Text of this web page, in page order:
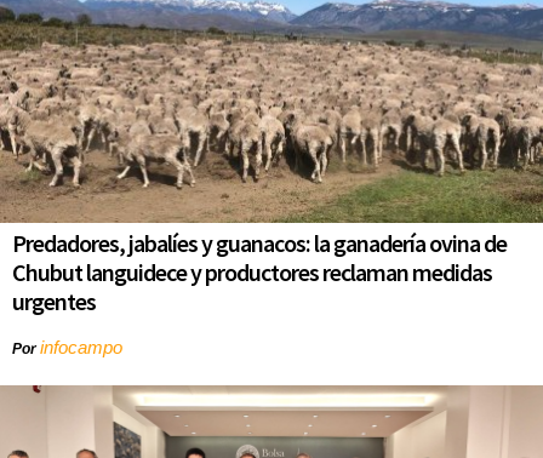
Predadores, jabalíes y guanacos: la ganadería ovina de
Chubut languidece y productores reclaman medidas
urgentes
Porinfocampo